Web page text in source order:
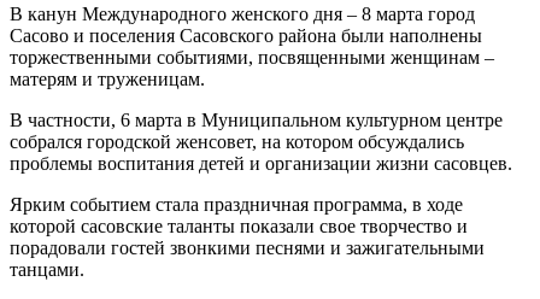
В канун Международного женского дня – 8 марта город
Сасово и поселения Сасовского района были наполнены
торжественными событиями, посвященными женщинам –
матерям и труженицам.
В частности, 6 марта в Муниципальном культурном центре
собрался городской женсовет, на котором обсуждались
проблемы воспитания детей и организации жизни сасовцев.
Ярким событием стала праздничная программа, в ходе
которой сасовские таланты показали свое творчество и
порадовали гостей звонкими песнями и зажигательными
танцами.